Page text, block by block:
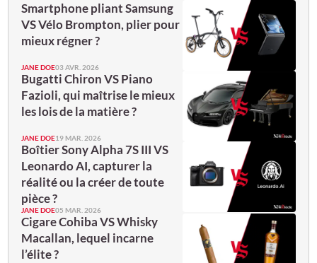
Smartphone pliant Samsung
VS Vélo Brompton, plier pour
mieux régner ?
JANE DOE03 AVR. 2026
Bugatti Chiron VS Piano
Fazioli, qui maîtrise le mieux
les lois de la matière ?
JANE DOE19 MAR. 2026
Boîtier Sony Alpha 7S III VS
Leonardo AI, capturer la
réalité ou la créer de toute
pièce ?
JANE DOE05 MAR. 2026
Cigare Cohiba VS Whisky
Macallan, lequel incarne
l’élite ?